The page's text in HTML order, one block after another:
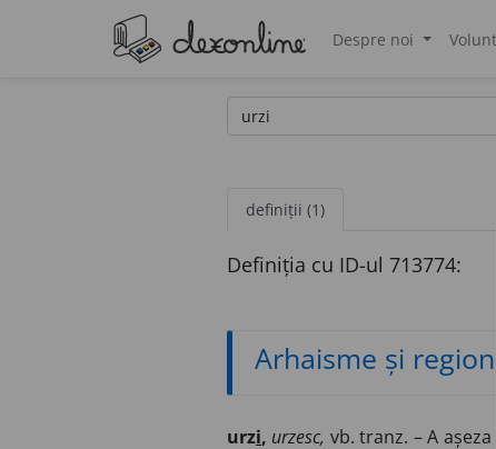
Despre noi
definiții (1)
Definiția cu ID-ul 713774:
Arhaisme și
urzi, urzesc, vb. tranz. – A